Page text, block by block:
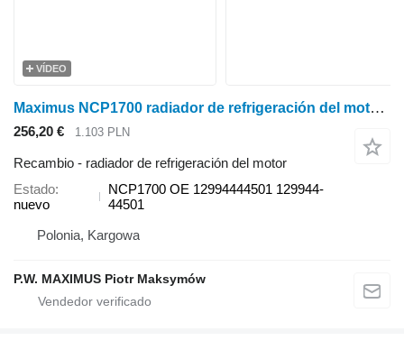
VÍDEO
Maximus NCP1700 radiador de refrigeración del motor para Yanmar F14B minitractor
256,20 € 1.103 PLN
Recambio - radiador de refrigeración del motor
Estado
nuevo
NCP1700 OE 12994444501 129944-
44501
Polonia, Kargowa
P.W. MAXIMUS Piotr Maksymów